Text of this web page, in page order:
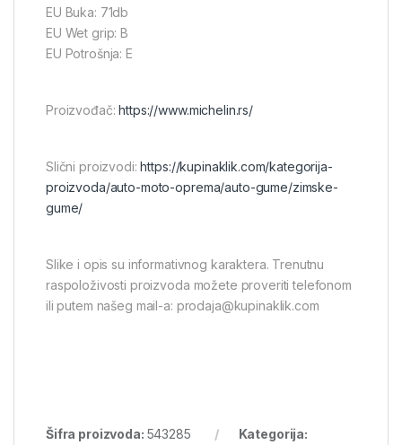
EU Buka: 71db
EU Wet grip: B
EU Potrošnja: E
Proizvođač:https://www.michelin.rs/
Slični proizvodi:https://kupinaklik.com/kategorija-
proizvoda/auto-moto-oprema/auto-gume/zimske-
gume/
Slike i opis su informativnog karaktera. Trenutnu
raspoloživosti proizvoda možete proveriti telefonom
ili putem našeg mail-a: prodaja@kupinaklik.com
Šifra proizvoda: 543285
Kategorija: